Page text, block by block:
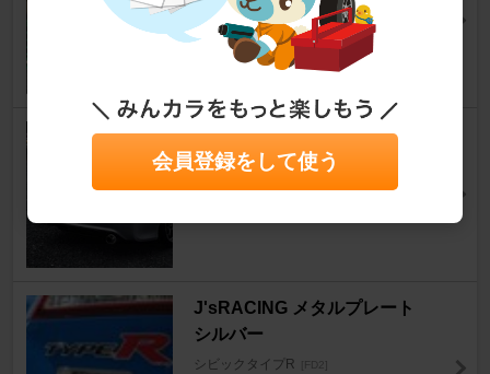
たいくんRさん
16
MUGEN / 無限 Rear Wing
シビックタイプR [FD2]
J'sRACING メタルプレート
シルバー
シビックタイプR [FD2]
会員登録をして使う